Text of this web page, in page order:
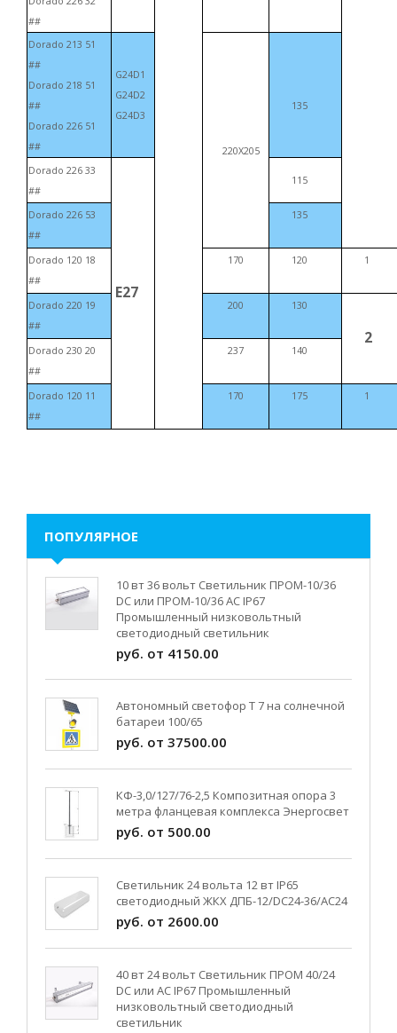
##
Dorado 213 51
##
Dorado 218 51
##
Dorado 226 51
##
G24D1
G24D2
G24D3
220Х205
135
Dorado 226 33
##
E27
115
Dorado 226 53
##
135
Dorado 120 18
##
170 120 1
Dorado 220 19
##
200 130
2
Dorado 230 20
##
237 140
Dorado 120 11
##
170 175 1
ПОПУЛЯРНОЕ
10 вт 36 вольт Светильник ПРОМ-10/36
DC или ПРОМ-10/36 AC IP67
Промышленный низковольтный
светодиодный светильник
руб. от 4150.00
Автономный светофор Т 7 на солнечной
батареи 100/65
руб. от 37500.00
КФ-3,0/127/76-2,5 Композитная опора 3
метра фланцевая комплекса Энергосвет
руб. от 500.00
Светильник 24 вольта 12 вт IP65
светодиодный ЖКХ ДПБ-12/DC24-36/АС24
руб. от 2600.00
40 вт 24 вольт Светильник ПРОМ 40/24
DC или AC IP67 Промышленный
низковольтный светодиодный
светильник